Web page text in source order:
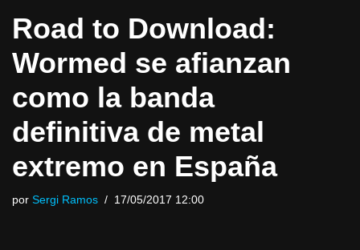
Road to Download:
Wormed se afianzan
como la banda
definitiva de metal
extremo en España
por Sergi Ramos 17/05/2017 12:00